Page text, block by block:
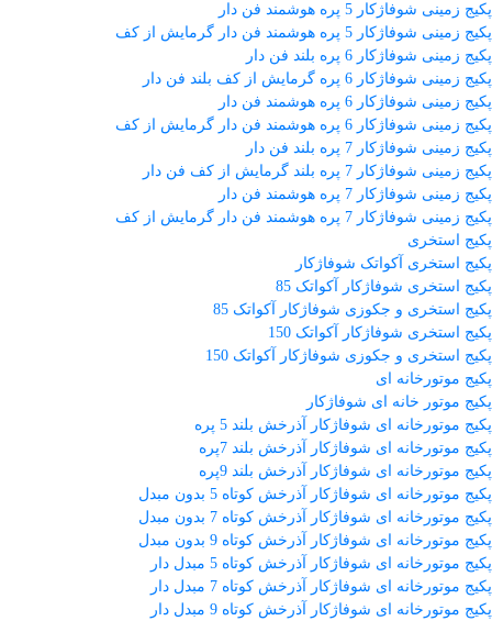
پکیج زمینی شوفاژکار 5 پره هوشمند فن دار
پکیج زمینی شوفاژکار 5 پره هوشمند فن دار گرمایش از کف
پکیج زمینی شوفاژکار 6 پره بلند فن دار
پکیج زمینی شوفاژکار 6 پره گرمایش از کف بلند فن دار
پکیج زمینی شوفاژکار 6 پره هوشمند فن دار
پکیج زمینی شوفاژکار 6 پره هوشمند فن دار گرمایش از کف
پکیج زمینی شوفاژکار 7 پره بلند فن دار
پکیج زمینی شوفاژکار 7 پره بلند گرمایش از کف فن دار
پکیج زمینی شوفاژکار 7 پره هوشمند فن دار
پکیج زمینی شوفاژکار 7 پره هوشمند فن دار گرمایش از کف
پکیج استخری
پکیج استخری آکواتک شوفاژکار
پکیج استخری شوفاژکار آکواتک 85
پکیج استخری و جکوزی شوفاژکار آکواتک 85
پکیج استخری شوفاژکار آکواتک 150
پکیج استخری و جکوزی شوفاژکار آکواتک 150
پکیج موتورخانه ای
پکیج موتور خانه ای شوفاژکار
پکیج موتورخانه ای شوفاژکار آذرخش بلند 5 پره
پکیج موتورخانه ای شوفاژکار آذرخش بلند 7پره
پکیج موتورخانه ای شوفاژکار آذرخش بلند 9پره
پکیج موتورخانه ای شوفاژکار آذرخش کوتاه 5 بدون مبدل
پکیج موتورخانه ای شوفاژکار آذرخش کوتاه 7 بدون مبدل
پکیج موتورخانه ای شوفاژکار آذرخش کوتاه 9 بدون مبدل
پکیج موتورخانه ای شوفاژکار آذرخش کوتاه 5 مبدل دار
پکیج موتورخانه ای شوفاژکار آذرخش کوتاه 7 مبدل دار
پکیج موتورخانه ای شوفاژکار آذرخش کوتاه 9 مبدل دار